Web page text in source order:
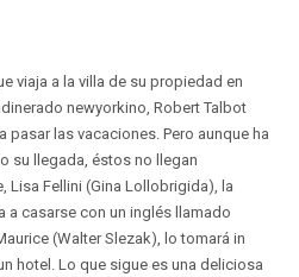
viaja a la villa de su propiedad en
newyorkino, Robert Talbot
las vacaciones. Pero aunque ha
su llegada, éstos no llegan
Lisa Fellini (Gina Lollobrigida), la
a casarse con un inglés llamado
(Walter Slezak), lo tomará in
hotel. Lo que sigue es una deliciosa